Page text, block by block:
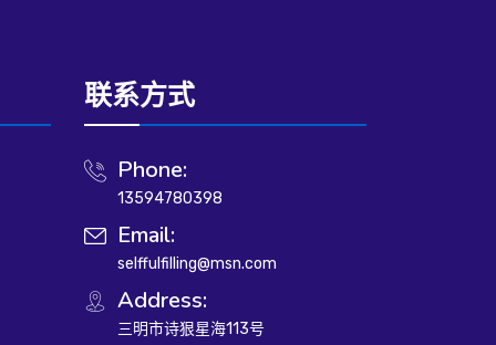
联系方式
Phone:
13594780398
Email:
selffulfilling@msn.com
Address:
三明市诗狠星海113号